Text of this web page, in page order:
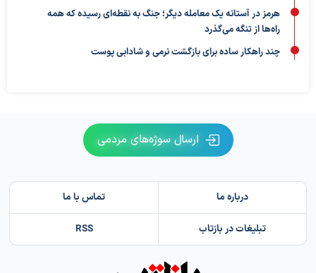
هرمز در آستانه یک معامله دیگر؛ جنگ به نقطه‌ای رسیده که همه
راه‌ها از تنگه می‌گذرد
چند راهکار ساده برای بازگشت نرمی و شادابی پوست
ارسال سوژه‌های مردمی
درباره ما تماس با ما
تبلیغات در بازتاب RSS